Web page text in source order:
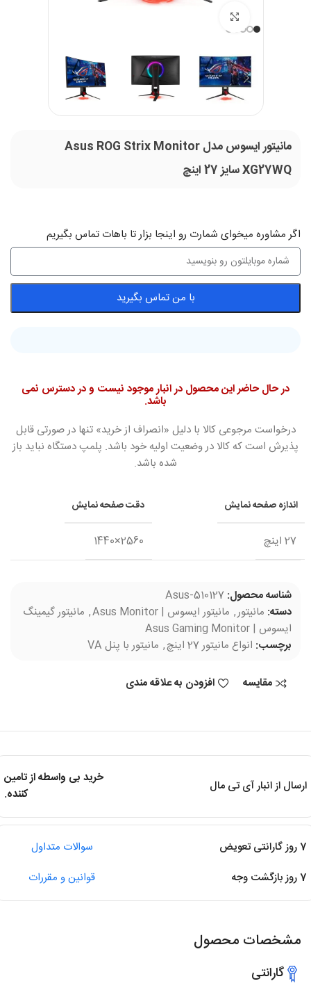
مانیتور ایسوس مدل Asus ROG Strix Monitor
XG27WQ سایز 27 اینچ
اگر‌ مشاوره میخوای شمارت رو اینجا بزار تا باهات تماس بگیریم
با من تماس بگیرید
در حال حاضر این محصول در انبار موجود نیست و در دسترس نمی
باشد.
درخواست مرجوعی کالا با دلیل «انصراف از خرید» تنها در صورتی قابل
پذیرش است که کالا در وضعیت اولیه خود باشد. پلمپ دستگاه نباید باز
شده باشد.
اندازه صفحه نمایش
27 اینچ
دقت صفحه نمایش
2560×1440
شناسه محصول: Asus-510127
دسته: مانیتور, مانیتور ایسوس | Asus Monitor , مانیتور گیمینگ
ایسوس | Asus Gaming Monitor
برچسب: انواع مانیتور 27 اینچ , مانیتور با پنل VA
مقایسه افزودن به علاقه مندی
ارسال از انبار آی تی مال
خرید بی واسطه از تامین
کننده.
7 روز گارانتی تعویض
سوالات متداول
7 روز بازگشت وجه
قوانین و مقررات
مشخصات محصول
گارانتی